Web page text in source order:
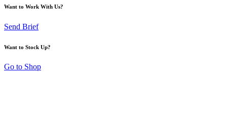
Want to Work With Us?
Send Brief
Want to Stock Up?
Go to Shop